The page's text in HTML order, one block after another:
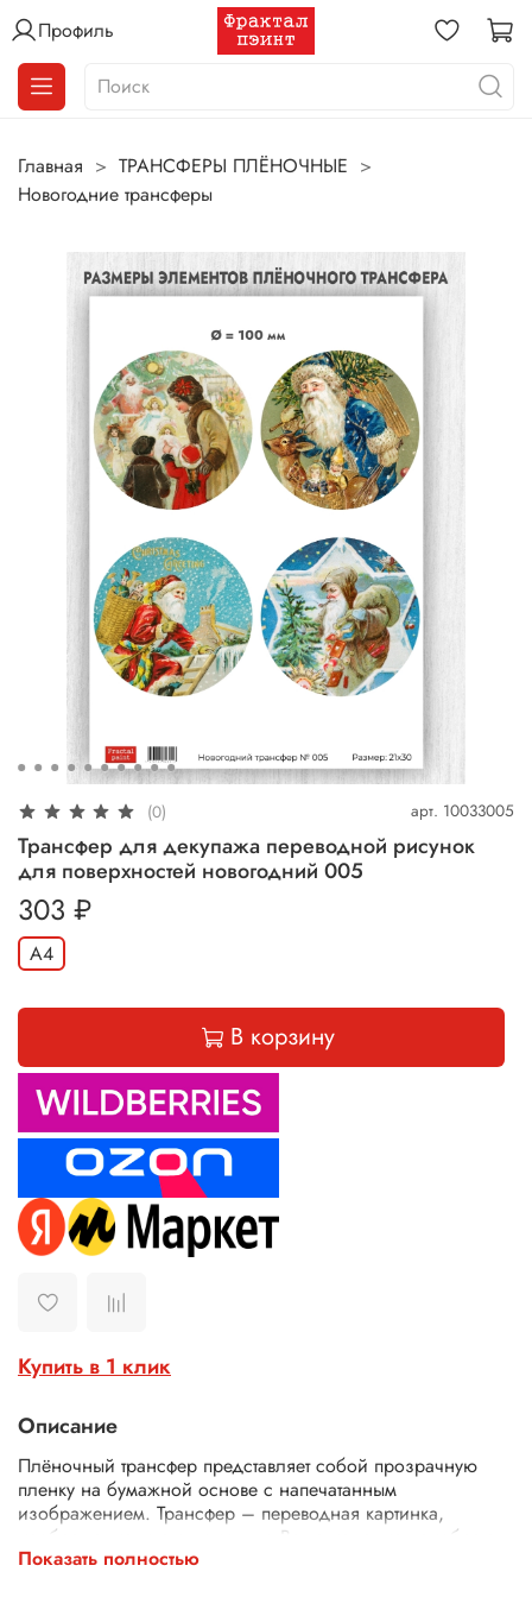
Профиль
Главная
ТРАНСФЕРЫ ПЛЁНОЧНЫЕ
Новогодние трансферы
(0) арт. 10033005
Трансфер для декупажа переводной рисунок
для поверхностей новогодний 005
303 ₽
А4
В корзину
Купить в 1 клик
Описание
Плёночный трансфер представляет собой прозрачную
пленку на бумажной основе с напечатанным
изображением. Трансфер – переводная картинка,
изображение, с его помощью Ваше изделие приобретет
неповторимость и уникальность. Трансферной бумагой
Показать полностью